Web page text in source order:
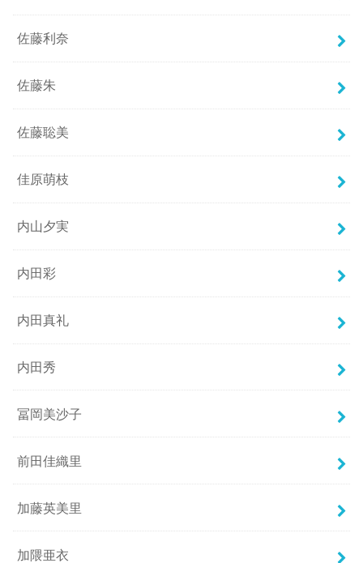
佐藤利奈
佐藤朱
佐藤聡美
佳原萌枝
内山夕実
内田彩
内田真礼
内田秀
冨岡美沙子
前田佳織里
加藤英美里
加隈亜衣